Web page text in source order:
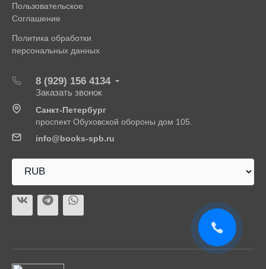
Пользовательское
Соглашение
Политика обработки
персональных данных
8 (929) 156 4134
Заказать звонок
Санкт-Петербург
проспект Обуховской обороны дом 105.
info@books-spb.ru